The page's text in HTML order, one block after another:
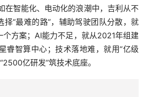
在智能化、电动化的浪潮中，吉利从不
择“最难的路”，辅助驾驶团队分散，就
个方案；AI能力不足，就从2021年组建
睿智算中心；技术落地难，就用“亿级
亿研发”筑技术底座。